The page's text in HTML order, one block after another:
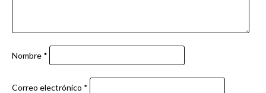
Nombre *
Correo electrónico *